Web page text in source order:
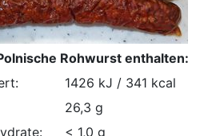
Rohwurst enthalten:
1426 kJ / 341 kcal
26,3 g
< 1,0 g